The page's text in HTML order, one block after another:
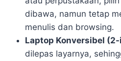
dibawa, namun tetap
menulis dan browsing.
Laptop Konversibel
dilepas layarnya,